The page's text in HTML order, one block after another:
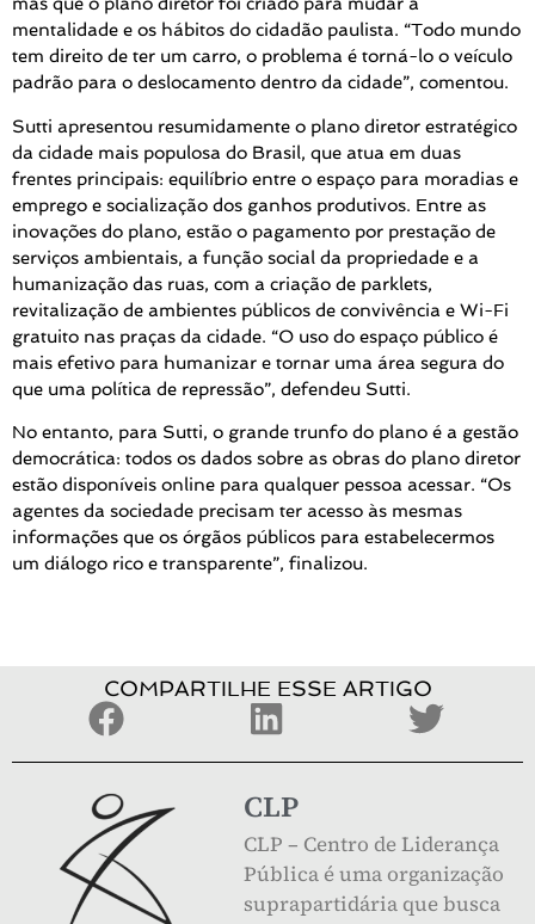
mentalidade e os hábitos do cidadão paulista. “Todo mundo
tem direito de ter um carro, o problema é torná-lo o veículo
padrão para o deslocamento dentro da cidade”, comentou.
Sutti apresentou resumidamente o plano diretor estratégico
da cidade mais populosa do Brasil, que atua em duas
frentes principais: equilíbrio entre o espaço para moradias e
emprego e socialização dos ganhos produtivos. Entre as
inovações do plano, estão o pagamento por prestação de
serviços ambientais, a função social da propriedade e a
humanização das ruas, com a criação de parklets,
revitalização de ambientes públicos de convivência e Wi-Fi
gratuito nas praças da cidade. “O uso do espaço público é
mais efetivo para humanizar e tornar uma área segura do
que uma política de repressão”, defendeu Sutti.
No entanto, para Sutti, o grande trunfo do plano é a gestão
democrática: todos os dados sobre as obras do plano diretor
estão disponíveis online para qualquer pessoa acessar. “Os
agentes da sociedade precisam ter acesso às mesmas
informações que os órgãos públicos para estabelecermos
um diálogo rico e transparente”, finalizou.
COMPARTILHE ESSE ARTIGO
CLP
CLP – Centro de Liderança
Pública é uma organização
suprapartidária que busca